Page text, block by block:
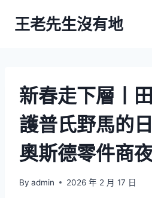
王老先生沒有地
新春走下層丨
護普氏野馬的
奧斯德零件商
By admin 2026 年 2 月 17 日